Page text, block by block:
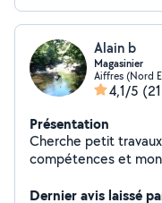
Alain b
Magasinier
Aiffres (Nord
4,1/5
Présentation
Cherche petit
Dernier avis laissé